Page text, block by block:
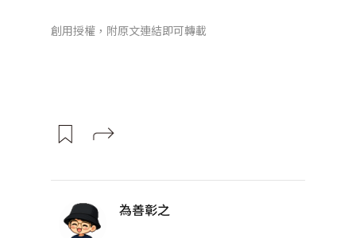
創用授權，附原文連結即可轉載
為善彰之